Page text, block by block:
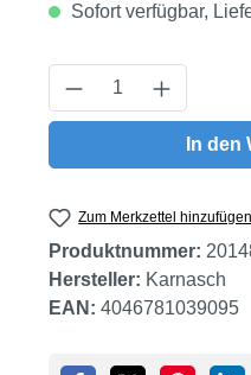
Sofort verfügbar,
Produkt Anzahl:
In den
Zum Merkzettel hinzufügen
Produktnummer:
Hersteller: Karnasch
EAN: 4046781039095